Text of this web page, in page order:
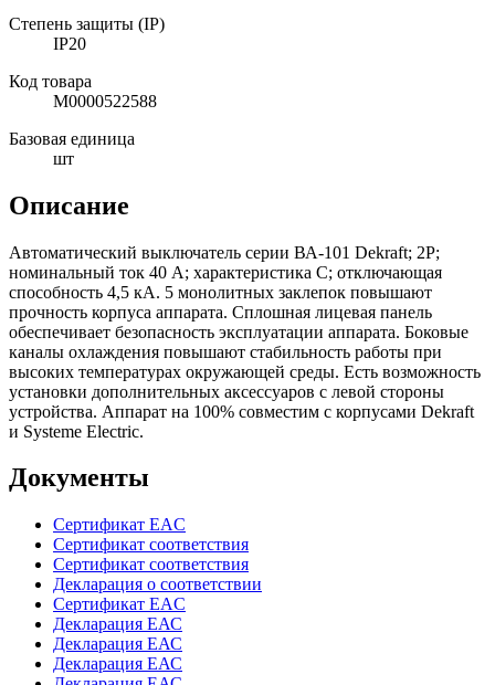
Степень защиты (IP)
IP20
Код товара
М0000522588
Базовая единица
шт
Описание
Автоматический выключатель серии ВА-101 Dekraft; 2P;
номинальный ток 40 А; характеристика С; отключающая
способность 4,5 кА. 5 монолитных заклепок повышают
прочность корпуса аппарата. Сплошная лицевая панель
обеспечивает безопасность эксплуатации аппарата. Боковые
каналы охлаждения повышают стабильность работы при
высоких температурах окружающей среды. Есть возможность
установки дополнительных аксессуаров с левой стороны
устройства. Аппарат на 100% совместим с корпусами Dekraft
и Systeme Electric.
Документы
Сертификат EAC
Сертификат соответствия
Сертификат соответствия
Декларация о соответствии
Сертификат EAC
Декларация ЕАС
Декларация ЕАС
Декларация ЕАС